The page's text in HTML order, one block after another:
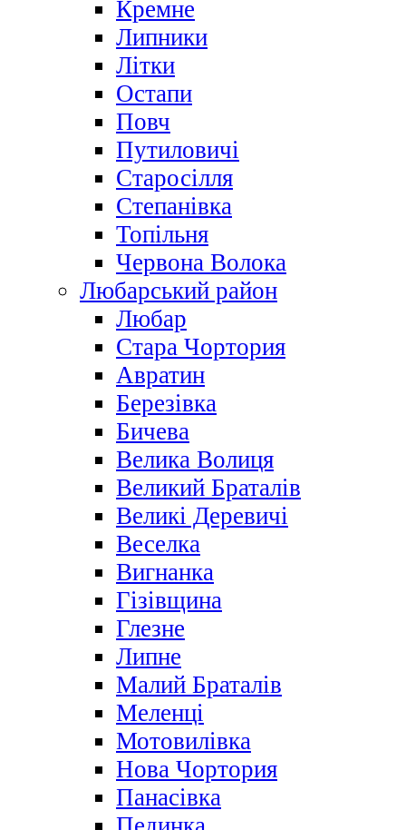
Кремне
Липники
Літки
Остапи
Повч
Путиловичі
Старосілля
Степанівка
Топільня
Червона Волока
Любарський район
Любар
Стара Чортория
Авратин
Березівка
Бичева
Велика Волиця
Великий Браталів
Великі Деревичі
Веселка
Вигнанка
Гізівщина
Глезне
Липне
Малий Браталів
Меленці
Мотовилівка
Нова Чортория
Панасівка